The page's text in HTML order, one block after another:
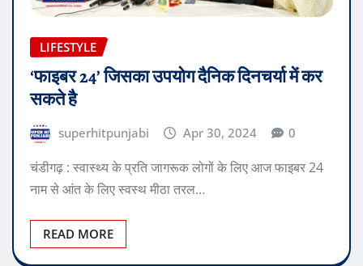
LIFESTYLE
‘फाइबर 24’ जिसका उपयोग दैनिक दिनचर्या में कर
सकते है
superhitpunjabi Apr 30, 2024 0
चंडीगढ़ : स्वास्थ्य के प्रति जागरूक लोगों के लिए आज फाइबर 24
नाम से आंत के लिए स्वस्थ मीठा तरल…
READ MORE